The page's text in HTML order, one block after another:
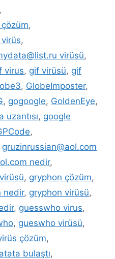
,
,
,
virüsü,
virus, gif virüsü, gif
, GlobeImposter,
, gogoogle, GoldenEye,
uzantısı, google
,
gruzinrussian@aol.com
nedir,
, gryphon çözüm,
nedir, gryphon virüsü,
, guesswho virus,
, gueswho virüsü,
çözüm,
bulaştı,